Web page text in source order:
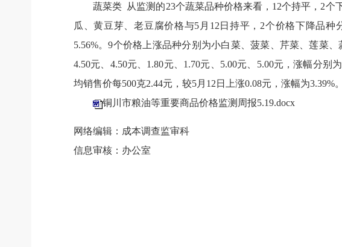
蔬菜类 从监测的23个蔬菜品种价格来看，12个持平，2
瓜、黄豆芽、老豆腐价格与5月12日持平，2个价格下降品种
5.56%。9个价格上涨品种分别为小白菜、菠菜、芹菜、莲菜
4.50元、4.50元、1.80元、1.70元、5.00元、5.00元，涨幅分别
均销售价每500克2.44元，较5月12日上涨0.08元，涨幅为3.39%。
铜川市粮油等重要商品价格监测周报5.19.docx
网络编辑：成本调查监审科
信息审核：办公室